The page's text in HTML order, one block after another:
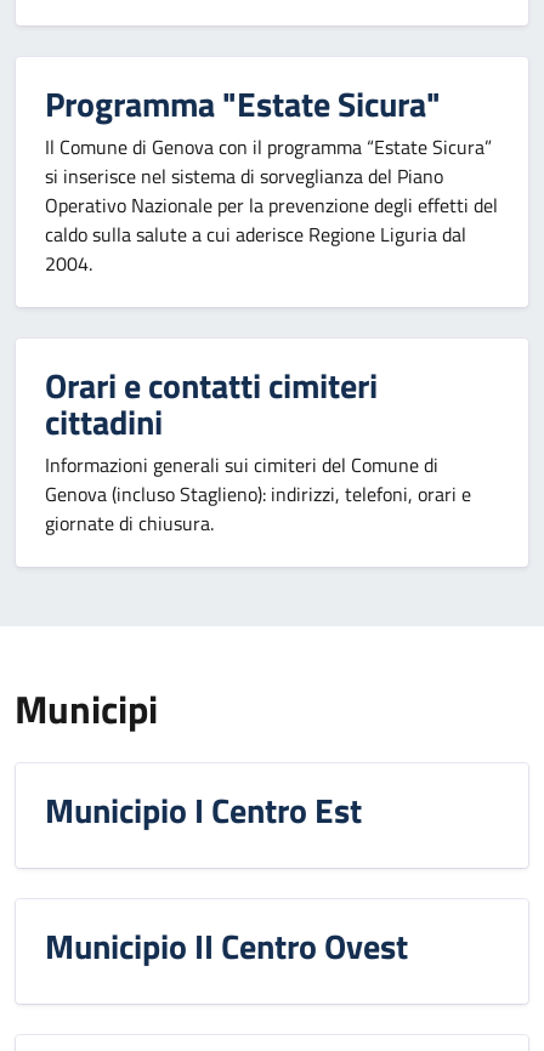
Programma "Estate Sicura"
Il Comune di Genova con il programma “Estate Sicura”
si inserisce nel sistema di sorveglianza del Piano
Operativo Nazionale per la prevenzione degli effetti del
caldo sulla salute a cui aderisce Regione Liguria dal
2004.
Orari e contatti cimiteri
cittadini
Informazioni generali sui cimiteri del Comune di
Genova (incluso Staglieno): indirizzi, telefoni, orari e
giornate di chiusura.
Municipi
Municipio I Centro Est
Municipio II Centro Ovest